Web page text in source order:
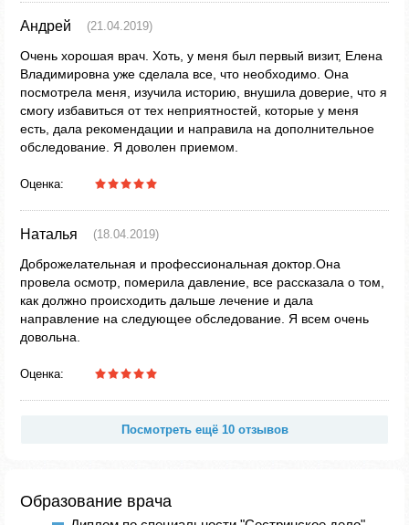
Андрей (21.04.2019)
Очень хорошая врач. Хоть, у меня был первый визит, Елена
Владимировна уже сделала все, что необходимо. Она
посмотрела меня, изучила историю, внушила доверие, что я
смогу избавиться от тех неприятностей, которые у меня
есть, дала рекомендации и направила на дополнительное
обследование. Я доволен приемом.
Оценка:
Наталья (18.04.2019)
Доброжелательная и профессиональная доктор.Она
провела осмотр, померила давление, все рассказала о том,
как должно происходить дальше лечение и дала
направление на следующее обследование. Я всем очень
довольна.
Оценка:
Посмотреть ещё 10 отзывов
Образование врача